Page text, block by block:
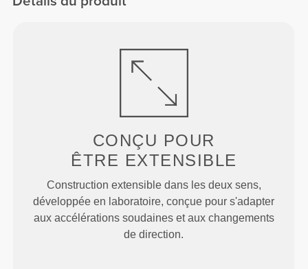
CONÇU POUR
ÊTRE EXTENSIBLE
Construction extensible dans les deux sens,
développée en laboratoire, conçue pour s'adapter
aux accélérations soudaines et aux changements
de direction.